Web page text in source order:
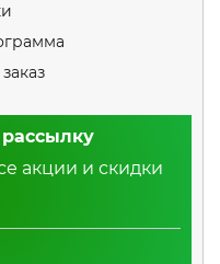
акции и скидки